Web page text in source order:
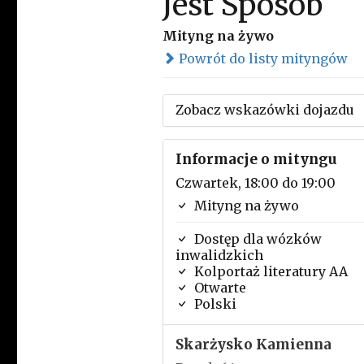
Mityng na żywo
Powrót do listy mityngów
Zobacz wskazówki dojazdu
Informacje o mityngu
Czwartek, 18:00 do 19:00
Mityng na żywo
Dostęp dla wózków
inwalidzkich
Kolportaż literatury AA
Otwarte
Polski
Skarżysko Kamienna